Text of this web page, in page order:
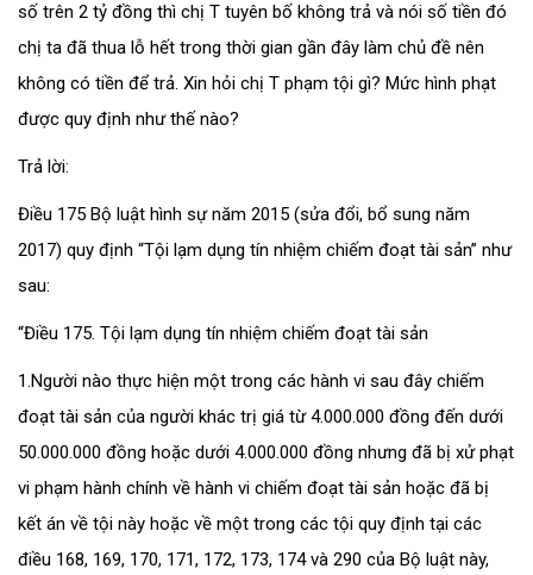
số trên 2 tỷ đồng thì chị T tuyên bố không trả và nói số tiền đó
chị ta đã thua lỗ hết trong thời gian gần đây làm chủ đề nên
không có tiền để trả. Xin hỏi chị T phạm tội gì? Mức hình phạt
được quy định như thế nào?
Trả lời:
Điều 175 Bộ luật hình sự năm 2015 (sửa đổi, bổ sung năm
2017) quy định “Tội lạm dụng tín nhiệm chiếm đoạt tài sản” như
sau:
“Điều 175. Tội lạm dụng tín nhiệm chiếm đoạt tài sản
1.Người nào thực hiện một trong các hành vi sau đây chiếm
đoạt tài sản của người khác trị giá từ 4.000.000 đồng đến dưới
50.000.000 đồng hoặc dưới 4.000.000 đồng nhưng đã bị xử phạt
vi phạm hành chính về hành vi chiếm đoạt tài sản hoặc đã bị
kết án về tội này hoặc về một trong các tội quy định tại các
điều 168, 169, 170, 171, 172, 173, 174 và 290 của Bộ luật này,